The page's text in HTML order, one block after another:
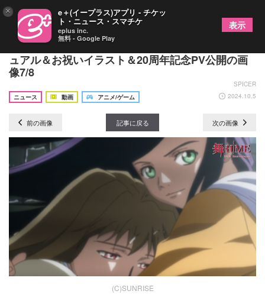
『舞-HiME』放送20周年記念として20周年記念ビジ
ュアル＆お祝いイラスト＆20周年記念PV公開の画
像7/8
SPICER
ニュース
動画 アニメ/ゲーム 2024.10.5
前の画像 記事に戻る 次の画像
(C)SUNRISE
× e＋(イープラス)アプリ - チケッ
ト・ニュース・スマチケ
eplus inc.
無料 - Google Play
表示